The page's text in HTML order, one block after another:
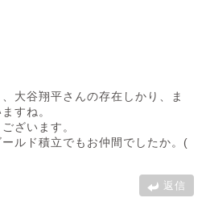
大谷翔平さんの存在しかり、ま
すね。
ざいます。
ルド積立でもお仲間でしたか。(
返信